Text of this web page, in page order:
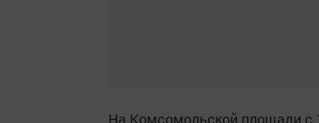
На Комсомольской площади с